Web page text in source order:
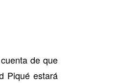
de que
Piqué estará